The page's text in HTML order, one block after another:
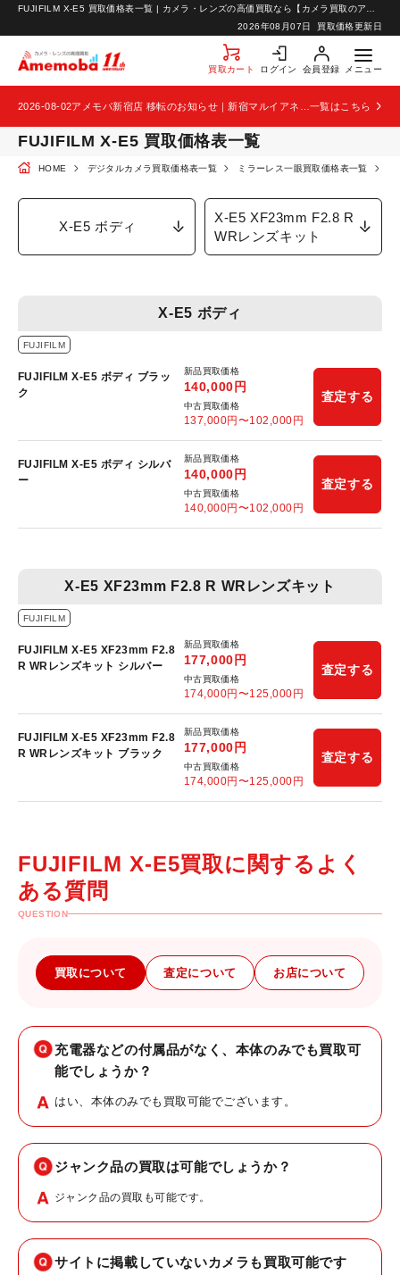
2026年08月07日 買取価格更新日
買取カート ログイン 会員登録 メニュー
お問い合わせ
2026-08-02 一覧はこちら
FUJIFILM X-E5 買取価格表一覧
HOME デジタルカメラ買取価格表一覧 ミラーレス一眼買取価格表一覧
X-E5 ボディ
X-E5 XF23mm F2.8 R
WRレンズキット
X-E5 ボディ
FUJIFILM
FUJIFILM X-E5 ボディ ブラッ
ク
新品買取価格
140,000円
中古買取価格
137,000円〜102,000円
査定する
FUJIFILM X-E5 ボディ シルバ
ー
新品買取価格
140,000円
中古買取価格
140,000円〜102,000円
査定する
X-E5 XF23mm F2.8 R WRレンズキット
FUJIFILM
FUJIFILM X-E5 XF23mm F2.8
R WRレンズキット シルバー
新品買取価格
177,000円
中古買取価格
174,000円〜125,000円
査定する
FUJIFILM X-E5 XF23mm F2.8
R WRレンズキット ブラック
新品買取価格
177,000円
中古買取価格
174,000円〜125,000円
査定する
FUJIFILM X-E5買取に関するよく
ある質問
QUESTION
買取について 査定について お店について
充電器などの付属品がなく、本体のみでも買取可
能でしょうか？
はい、本体のみでも買取可能でございます。
ジャンク品の買取は可能でしょうか？
ジャンク品の買取も可能です。
サイトに掲載していないカメラも買取可能です